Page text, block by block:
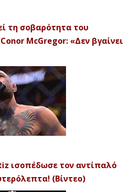
τη σοβαρότητα του
McGregor: «Δεν βγαίνει
ισοπέδωσε τον αντίπαλό
(Βίντεο)